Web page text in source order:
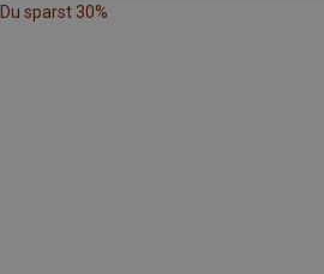
Du sparst 30%